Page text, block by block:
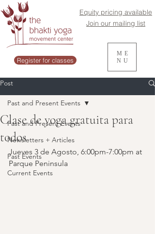
Register for classes
Equity pricing available
Join our mailing list
ME
NU
Post
Past and Present Events
Newsletters + Articles
Past Events
Current Events
Past and Present Events
Clase de yoga gratuita para
todos
Jueves 3 de Agosto, 6:00pm-7:00pm at
Parque Peninsula